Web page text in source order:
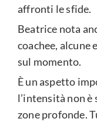
affronti le sfide.
Beatrice nota
coachee, alcune
sul momento.
È un aspetto
l’intensità non è
zone profonde.